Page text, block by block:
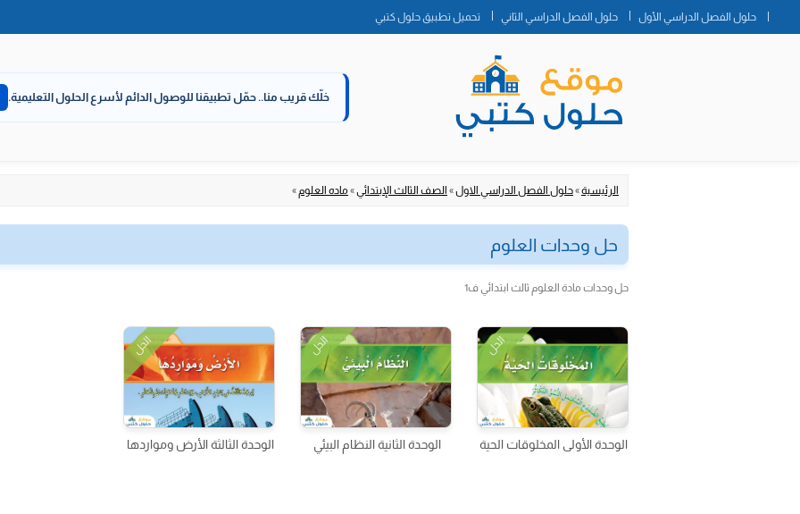
حلول الفصل الدراسي الأول حلول الفصل الدراسي الثاني تحميل تطبيق حلول كتبي
خلّك قريب منا.. حمّل تطبيقنا للوصول الدائم لأسرع الحلول التعليمية.
الرئيسية»حلول الفصل الدراسي الاول» الصف الثالث الإبتدائي» ماده العلوم »
حل وحدات العلوم
حل وحدات مادة العلوم ثالث ابتدائي ف1
الحل
الوحدة الأولى المخلوقات الحية
الحل
الوحدة الثانية النظام البيئي
الحل
الوحدة الثالثة الأرض ومواردها